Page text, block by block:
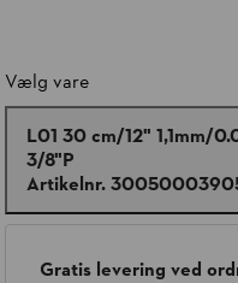
Vælg vare
L01 30 cm/12" 1,1mm/
3/8"P
Artikelnr.
Gratis levering ved